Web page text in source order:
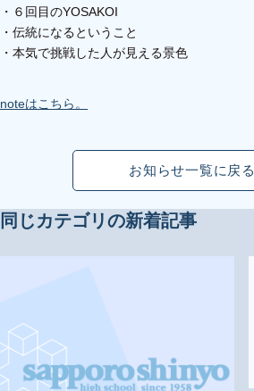
・６回目のYOSAKOI
・伝統になるということ
・本気で挑戦した人が見える景色
noteはこちら。
お知らせ一覧に戻る
同じカテゴリの新着記事